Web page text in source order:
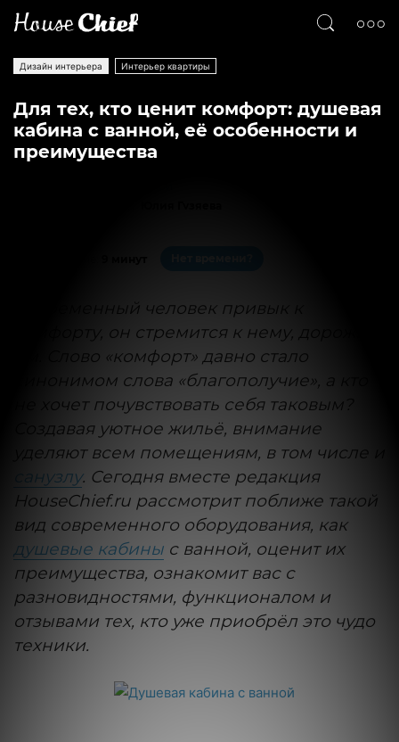
Дизайн интерьера Интерьер квартиры
Для тех, кто ценит комфорт: душевая
кабина с ванной, её особенности и
преимущества
Современный человек привык к
комфорту, он стремится к нему, дорожит
им. Слово «комфорт» давно стало
синонимом слова «благополучие», а кто
не хочет почувствовать себя таковым?
Создавая уютное жильё, внимание
уделяют всем помещениям, в том числе и
санузлу. Сегодня вместе редакция
HouseChief.ru рассмотрит поближе такой
вид современного оборудования, как
душевые кабины с ванной, оценит их
преимущества, ознакомит вас с
разновидностями, функционалом и
отзывами тех, кто уже приобрёл это чудо
техники.